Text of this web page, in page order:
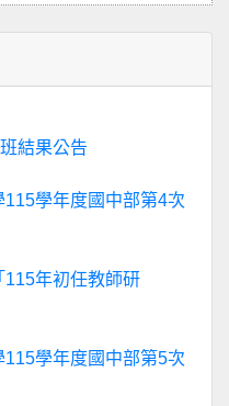
結果公告
學年度國中部第4次
115年初任教師研
學年度國中部第5次